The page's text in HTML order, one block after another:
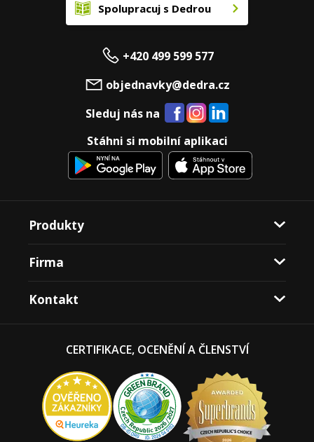
Spolupracuj s Dedrou
+420 499 599 577
objednavky@dedra.cz
Sleduj nás na
Stáhni si mobilní aplikaci
Produkty
Firma
Kontakt
CERTIFIKACE, OCENĚNÍ A ČLENSTVÍ